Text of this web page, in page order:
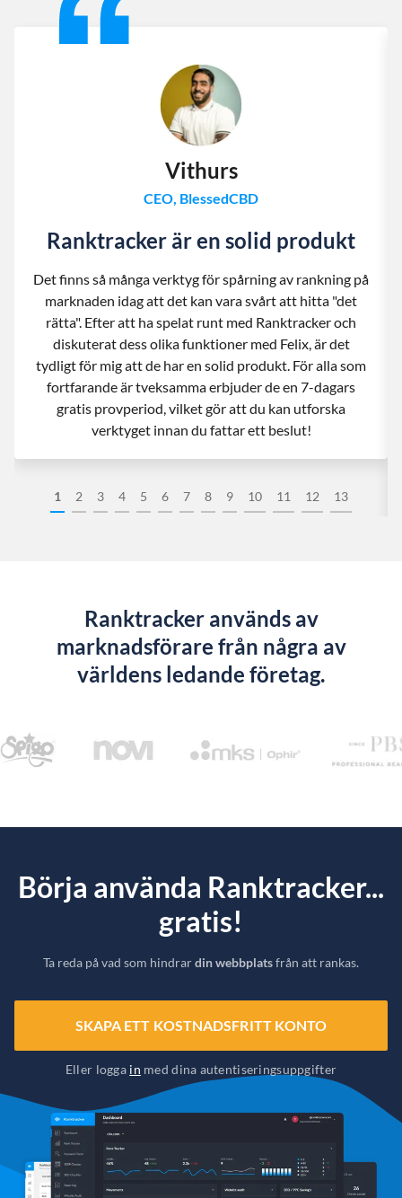
1 2 3 4 5 6 7 8 9 10 11 12 13
Vithurs
CEO, BlessedCBD
Ranktracker är en solid produkt
Det finns så många verktyg för spårning av rankning på
marknaden idag att det kan vara svårt att hitta "det
rätta". Efter att ha spelat runt med Ranktracker och
diskuterat dess olika funktioner med Felix, är det
tydligt för mig att de har en solid produkt. För alla som
fortfarande är tveksamma erbjuder de en 7-dagars
gratis provperiod, vilket gör att du kan utforska
verktyget innan du fattar ett beslut!
Ranktracker används av
marknadsförare från några av
världens ledande företag.
Börja använda Ranktracker...
gratis!
Ta reda på vad som hindrardin webbplatsfrån att rankas.
SKAPA ETT KOSTNADSFRITT KONTO
Eller logga in med dina autentiseringsuppgifter